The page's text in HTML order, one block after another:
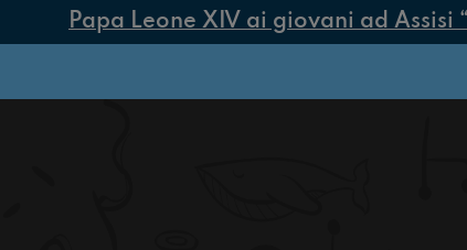
Papa Leone XIV ai giovani ad Assisi